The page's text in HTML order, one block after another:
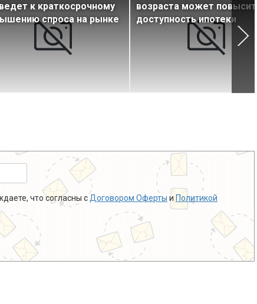
к краткосрочному
спроса на рынке
возраста может повысить
доступность ипотеки
что согласны с Договором Оферты и Политикой